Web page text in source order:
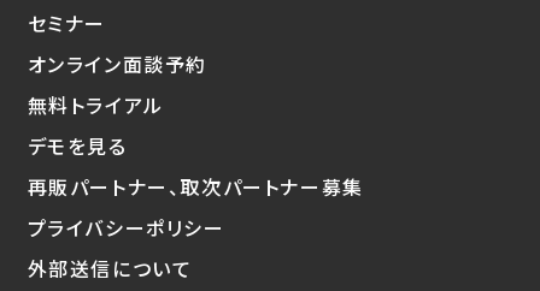
セミナー
オンライン面談予約
無料トライアル
デモを見る
再販パートナー、取次パートナー募集
プライバシーポリシー
外部送信について